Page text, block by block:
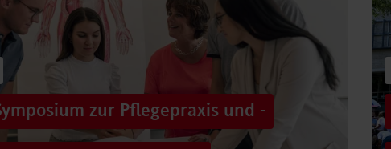
zur Pflegepraxis und -